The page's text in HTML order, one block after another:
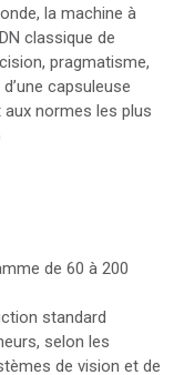
la machine à
classique de
pragmatisme,
capsuleuse
normes les plus
de 60 à 200
standard
selon les
de vision et de